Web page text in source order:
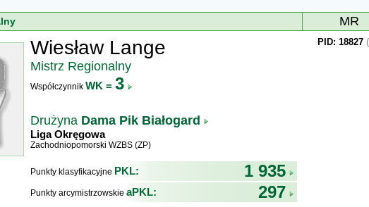
MR
Wiesław Lange
Mistrz Regionalny
Współczynnik WK = 3
Drużyna Dama Pik Białogard
Liga Okręgowa
Zachodniopomorski WZBS (ZP)
Punkty klasyfikacyjne PKL: 1 935
Punkty arcymistrzowskie aPKL: 297
PID: 18827